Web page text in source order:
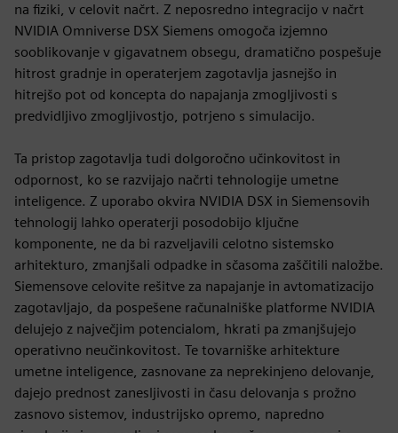
na fiziki, v celovit načrt. Z neposredno integracijo v načrt
NVIDIA Omniverse DSX Siemens omogoča izjemno
sooblikovanje v gigavatnem obsegu, dramatično pospešuje
hitrost gradnje in operaterjem zagotavlja jasnejšo in
hitrejšo pot od koncepta do napajanja zmogljivosti s
predvidljivo zmogljivostjo, potrjeno s simulacijo.
Ta pristop zagotavlja tudi dolgoročno učinkovitost in
odpornost, ko se razvijajo načrti tehnologije umetne
inteligence. Z uporabo okvira NVIDIA DSX in Siemensovih
tehnologij lahko operaterji posodobijo ključne
komponente, ne da bi razveljavili celotno sistemsko
arhitekturo, zmanjšali odpadke in sčasoma zaščitili naložbe.
Siemensove celovite rešitve za napajanje in avtomatizacijo
zagotavljajo, da pospešene računalniške platforme NVIDIA
delujejo z največjim potencialom, hkrati pa zmanjšujejo
operativno neučinkovitost. Te tovarniške arhitekture
umetne inteligence, zasnovane za neprekinjeno delovanje,
dajejo prednost zanesljivosti in času delovanja s prožno
zasnovo sistemov, industrijsko opremo, napredno